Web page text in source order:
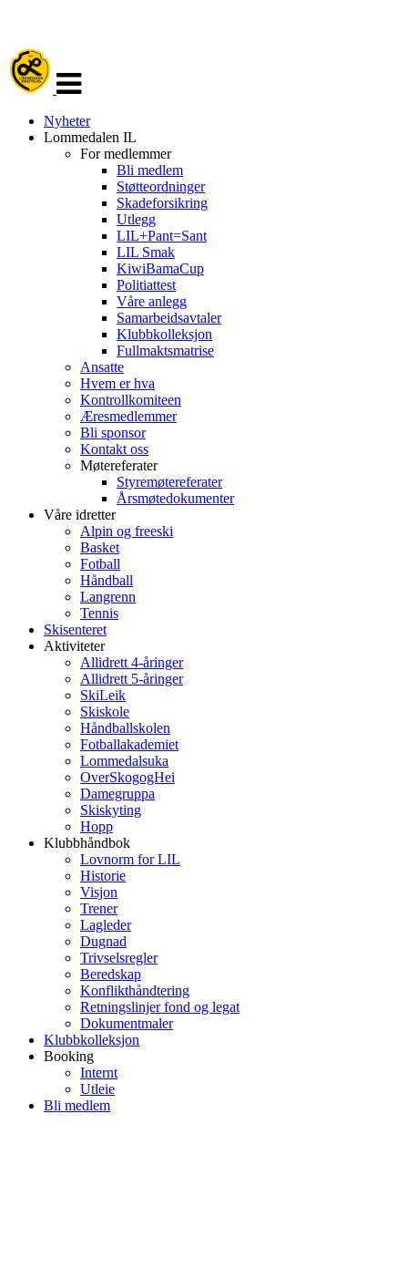
navigasjon
Nyheter
Lommedalen IL
For medlemmer
Bli medlem
Støtteordninger
Skadeforsikring
Utlegg
LIL+Pant=Sant
LIL Smak
KiwiBamaCup
Politiattest
Våre anlegg
Samarbeidsavtaler
Klubbkolleksjon
Fullmaktsmatrise
Ansatte
Hvem er hva
Kontrollkomiteen
Æresmedlemmer
Bli sponsor
Kontakt oss
Møtereferater
Styremøtereferater
Årsmøtedokumenter
Våre idretter
Alpin og freeski
Basket
Fotball
Håndball
Langrenn
Tennis
Skisenteret
Aktiviteter
Allidrett 4-åringer
Allidrett 5-åringer
SkiLeik
Skiskole
Håndballskolen
Fotballakademiet
Lommedalsuka
OverSkogogHei
Damegruppa
Skiskyting
Hopp
Klubbhåndbok
Lovnorm for LIL
Historie
Visjon
Trener
Lagleder
Dugnad
Trivselsregler
Beredskap
Konflikthåndtering
Retningslinjer fond og legat
Dokumentmaler
Klubbkolleksjon
Booking
Internt
Utleie
Bli medlem